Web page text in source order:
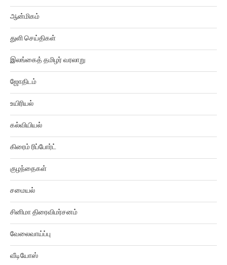
ஆன்மிகம்
துளி செய்திகள்
இலங்கைத் தமிழர் வரலாறு
ஜோதிடம்
உயிரியல்
கல்வியியல்
கிரைம் ரிப்போர்ட்
குழந்தைகள்
சமையல்
சினிமா திரைவிமர்சனம்
வேலைவாய்ப்பு
வீடியோஸ்